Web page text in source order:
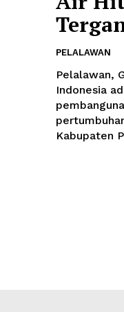
PELALAWAN
Pelalawan,
Indonesia
Kabupaten